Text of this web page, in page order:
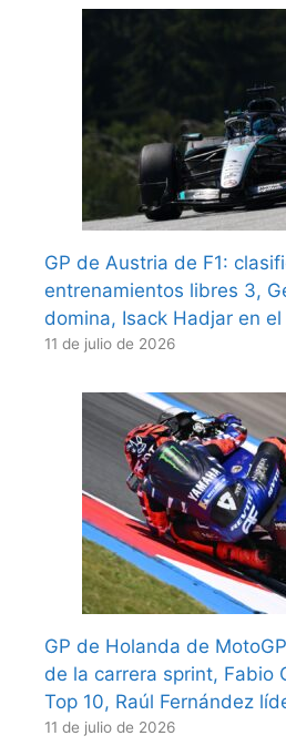
GP de Austria de F1:
entrenamientos libres 3,
domina, Isack Hadjar en el
11 de julio de 2026
GP de Holanda de
de la carrera sprint, Fabio
Top 10, Raúl Fernández
11 de julio de 2026